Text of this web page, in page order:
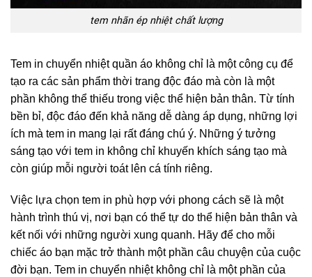
tem nhãn ép nhiệt chất lượng
Tem in chuyển nhiệt quần áo không chỉ là một công cụ để
tạo ra các sản phẩm thời trang độc đáo mà còn là một
phần không thể thiếu trong việc thể hiện bản thân. Từ tính
bền bỉ, độc đáo đến khả năng dễ dàng áp dụng, những lợi
ích mà tem in mang lại rất đáng chú ý. Những ý tưởng
sáng tạo với tem in không chỉ khuyến khích sáng tạo mà
còn giúp mỗi người toát lên cá tính riêng.
Việc lựa chọn tem in phù hợp với phong cách sẽ là một
hành trình thú vị, nơi bạn có thể tự do thể hiện bản thân và
kết nối với những người xung quanh. Hãy để cho mỗi
chiếc áo bạn mặc trở thành một phần câu chuyện của cuộc
đời bạn. Tem in chuyển nhiệt không chỉ là một phần của